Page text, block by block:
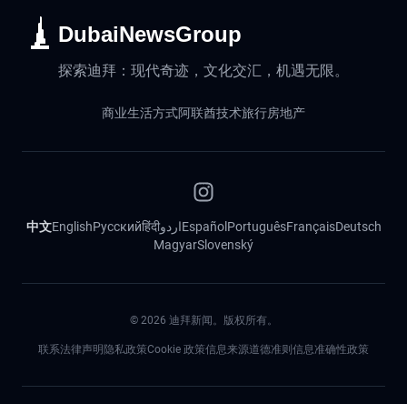
DubaiNewsGroup
探索迪拜：现代奇迹，文化交汇，机遇无限。
商业生活方式阿联酋技术旅行房地产
中文EnglishРусскийहिंदीاردوEspañol PortuguêsFrançaisDeutsch
MagyarSlovenský
© 2026 迪拜新闻。版权所有。
联系法律声明 隐私政策Cookie 政策信息来源道德准则 信息准确性政策